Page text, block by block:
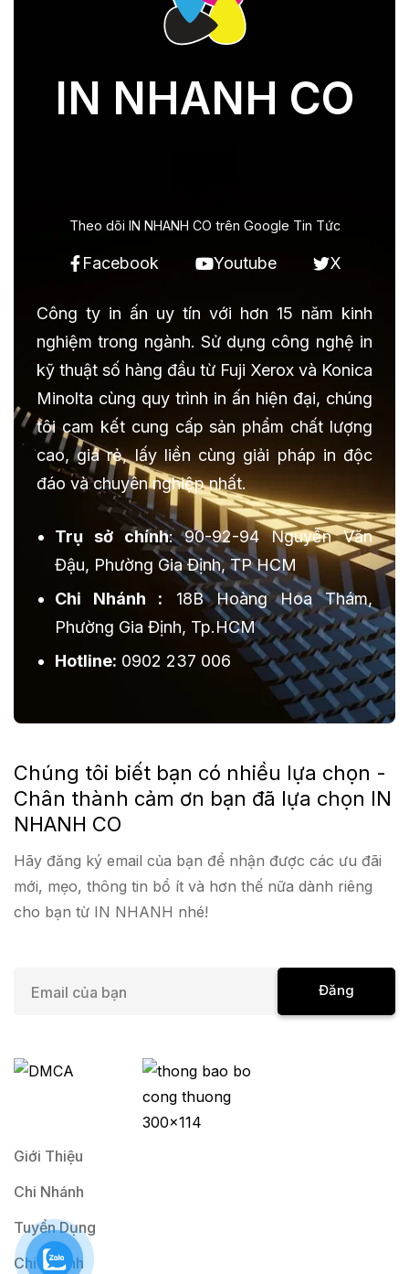
IN NHANH CO
Theo dõi IN NHANH CO trên Google Tin Tức
Facebook Youtube X
Công ty in ấn uy tín với hơn 15 năm kinh
nghiệm trong ngành. Sử dụng công nghệ in
kỹ thuật số hàng đầu từ Fuji Xerox và Konica
Minolta cùng quy trình in ấn hiện đại, chúng
tôi cam kết cung cấp sản phẩm chất lượng
cao, giá rẻ, lấy liền cùng giải pháp in độc
đáo và chuyên nghiệp nhất.
Trụ sở chính: 90-92-94 Nguyễn Văn
Đậu, Phường Gia Định, TP HCM
Chi Nhánh : 18B Hoàng Hoa Thám,
Phường Gia Định, Tp.HCM
Hotline: 0902 237 006
Chúng tôi biết bạn có nhiều lựa chọn -
Chân thành cảm ơn bạn đã lựa chọn IN
NHANH CO
Hãy đăng ký email của bạn để nhận được các ưu đãi
mới, mẹo, thông tin bổ ít và hơn thế nữa dành riêng
cho bạn từ IN NHANH nhé!
i
Đăng
Giới Thiệu
Chi Nhánh
Tuyển Dụng
Chi Nhánh